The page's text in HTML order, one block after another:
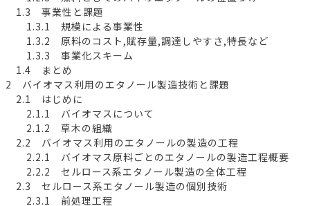
1.3 事業性と課題
1.3.1 規模による事業性
1.3.2 原料のコスト,賦存量,調達しやすさ,特長など
1.3.3 事業化スキーム
1.4 まとめ
2 バイオマス利用のエタノール製造技術と課題
2.1 はじめに
2.1.1 バイオマスについて
2.1.2 草木の組織
2.2 バイオマス利用のエタノールの製造の工程
2.2.1 バイオマス原料ごとのエタノールの製造工程概要
2.2.2 セルロース系エタノール製造の全体工程
2.3 セルロース系エタノール製造の個別技術
2.3.1 前処理工程